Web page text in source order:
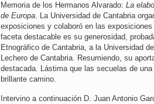
Memoria de los Hermanos Alvarado: La
de Europa. La Universidad de Cantabria
exposiciones y colaboró en las
faceta destacable es su generosidad,
Etnográfico de Cantabria, a la Universidad
Lechero de Cantabria. Resumiendo, su
destacada. Lástima que las secuelas de
brillante camino.
Intervino a continuación D. Juan Antonio